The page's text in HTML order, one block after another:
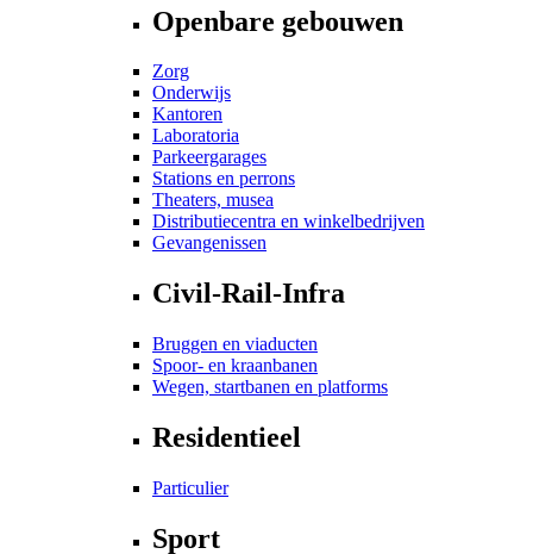
Openbare gebouwen
Zorg
Onderwijs
Kantoren
Laboratoria
Parkeergarages
Stations en perrons
Theaters, musea
Distributiecentra en winkelbedrijven
Gevangenissen
Civil-Rail-Infra
Bruggen en viaducten
Spoor- en kraanbanen
Wegen, startbanen en platforms
Residentieel
Particulier
Sport